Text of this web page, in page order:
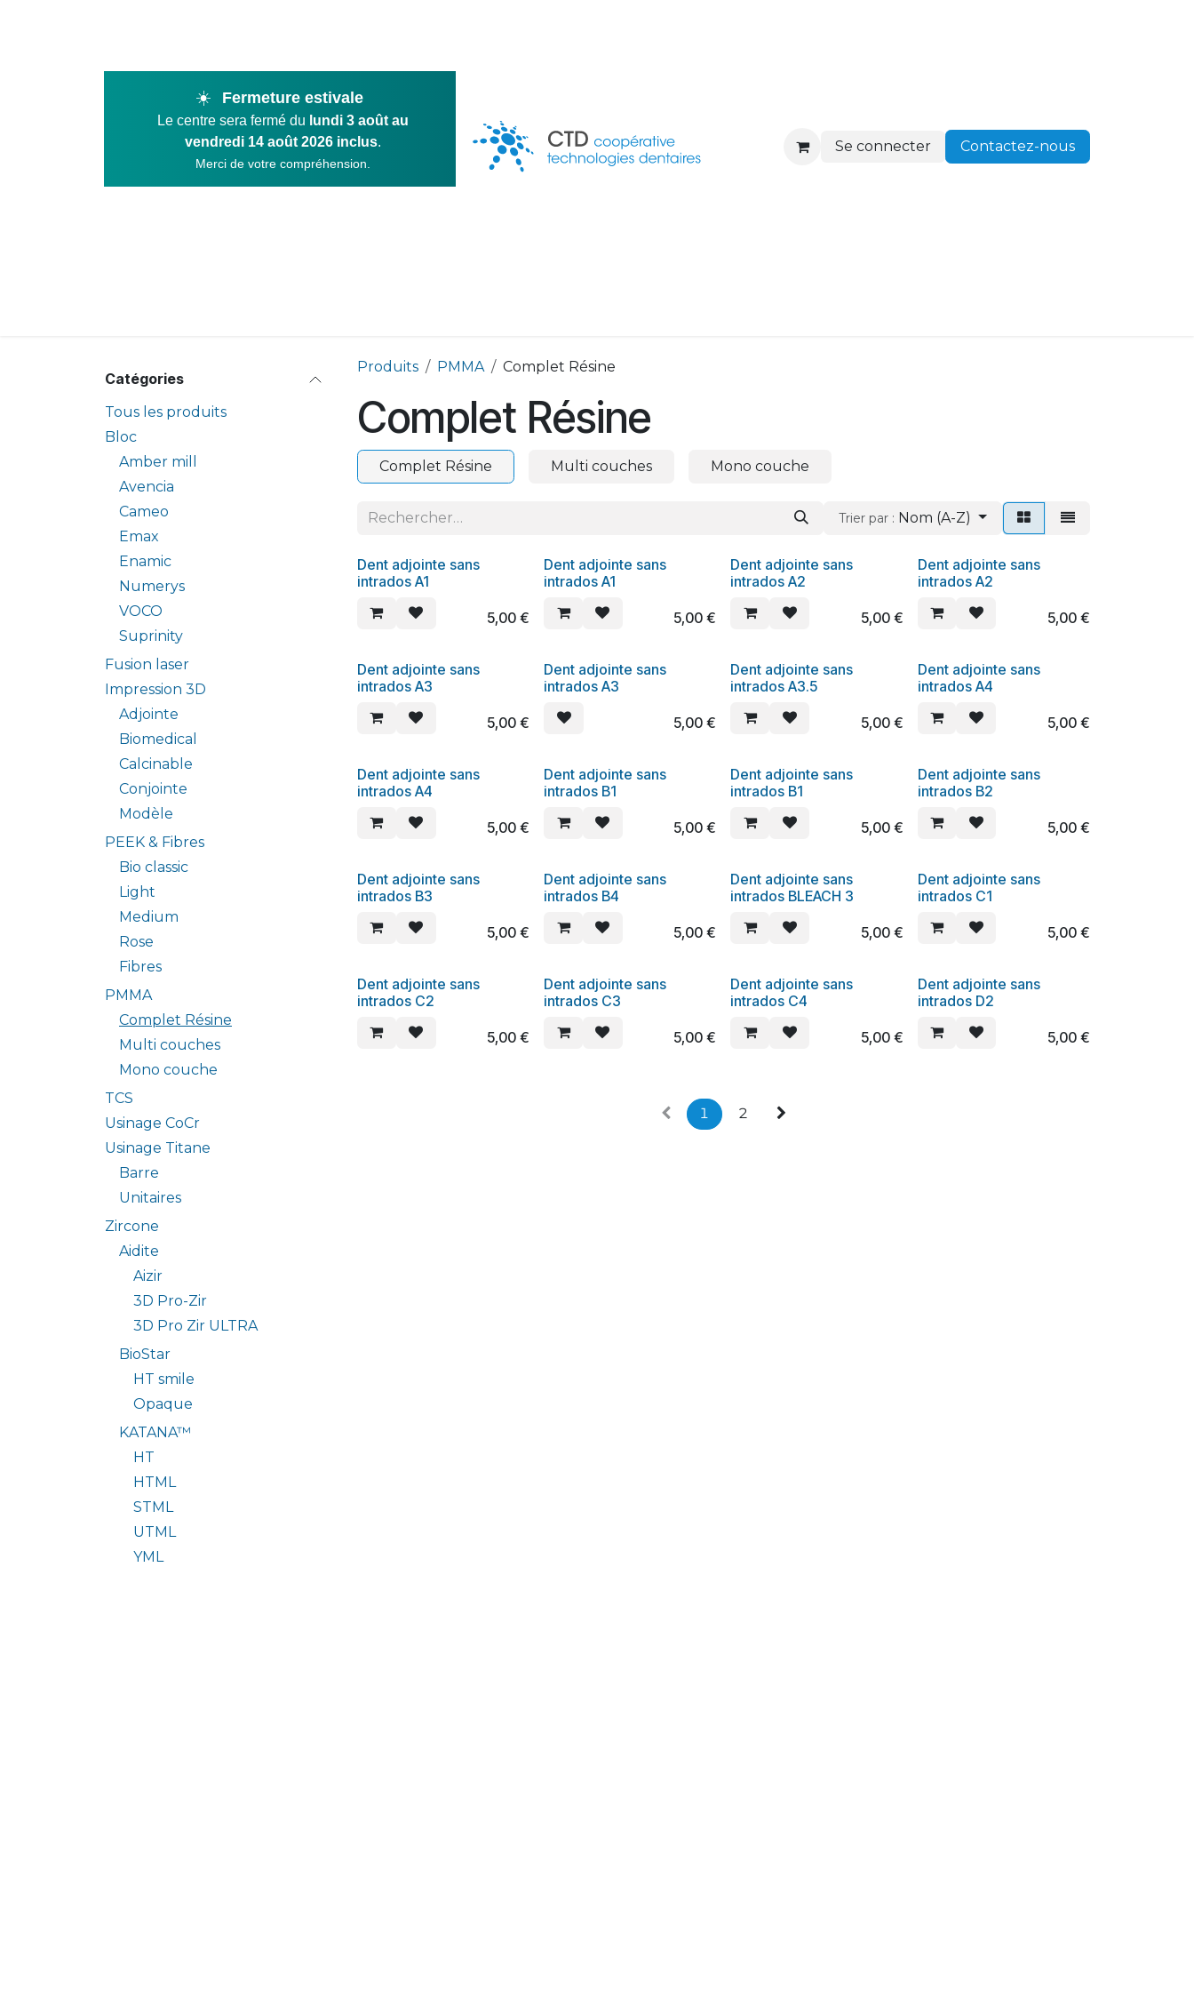
☀️ Fermeture estivale
Le centre sera fermé du lundi 3 août au
vendredi 14 août 2026 inclus.
Merci de votre compréhension.
Se connecter Contactez-nous
Catégories
Tous les produits
Bloc
Amber mill
Avencia
Cameo
Emax
Enamic
Numerys
VOCO
Suprinity
Fusion laser
Impression 3D
Adjointe
Biomedical
Calcinable
Conjointe
Modèle
PEEK & Fibres
Bio classic
Light
Medium
Rose
Fibres
PMMA
Complet Résine
Multi couches
Mono couche
TCS
Usinage CoCr
Usinage Titane
Barre
Unitaires
Zircone
Aidite
Aizir
3D Pro-Zir
3D Pro Zir ULTRA
BioStar
HT smile
Opaque
KATANA™
HT
HTML
STML
UTML
YML
Produits PMMA Complet Résine
Complet Résine
Complet Résine Multi couches Mono couche
Trier par : Nom (A-Z)
Dent adjointe sans
intrados A1
5,00 €
Dent adjointe sans
intrados A1
5,00 €
Dent adjointe sans
intrados A2
5,00€
Dent adjointe sans
intrados A2
5,00€
Dent adjointe sans
intrados A3
5,00 €
Dent adjointe sans
intrados A3
5,00 €
Dent adjointe sans
intrados A3.5
5,00€
Dent adjointe sans
intrados A4
5,00€
Dent adjointe sans
intrados A4
5,00 €
Dent adjointe sans
intrados B1
5,00 €
Dent adjointe sans
intrados B1
5,00€
Dent adjointe sans
intrados B2
5,00€
Dent adjointe sans
intrados B3
5,00 €
Dent adjointe sans
intrados B4
5,00 €
Dent adjointe sans
intrados BLEACH 3
5,00€
Dent adjointe sans
intrados C1
5,00€
Dent adjointe sans
intrados C2
5,00 €
Dent adjointe sans
intrados C3
5,00 €
Dent adjointe sans
intrados C4
5,00€
Dent adjointe sans
intrados D2
5,00€
1 2